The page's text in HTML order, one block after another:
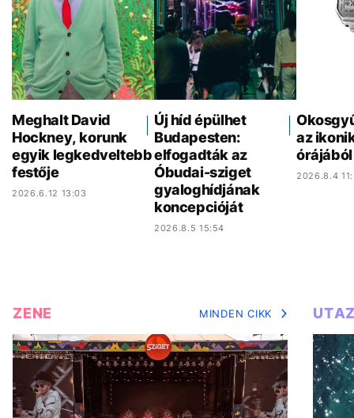
Meghalt David
Hockney, korunk
egyik legkedveltebb
festője
2026.6.12 13:03
Új híd épülhet
Budapesten:
elfogadták az
Óbudai-sziget
gyaloghídjának
koncepcióját
2026.8.5 15:54
az
órájából
2026.8.4
ZENE MINDEN CIKK